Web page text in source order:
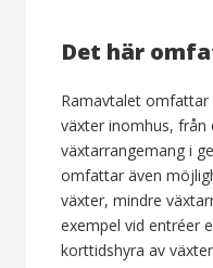
Det här
Ramavtalet omfattar
växter inomhus, från
växtarrangemang i
omfattar även
växter, mindre
exempel vid entréer
korttidshyra av